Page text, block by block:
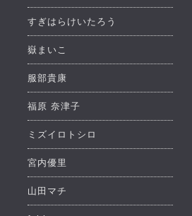
すぎはらけいたろう
嶽まいこ
服部貴康
福原 奈津子
ミズイロトシロ
宮内優里
山田マチ